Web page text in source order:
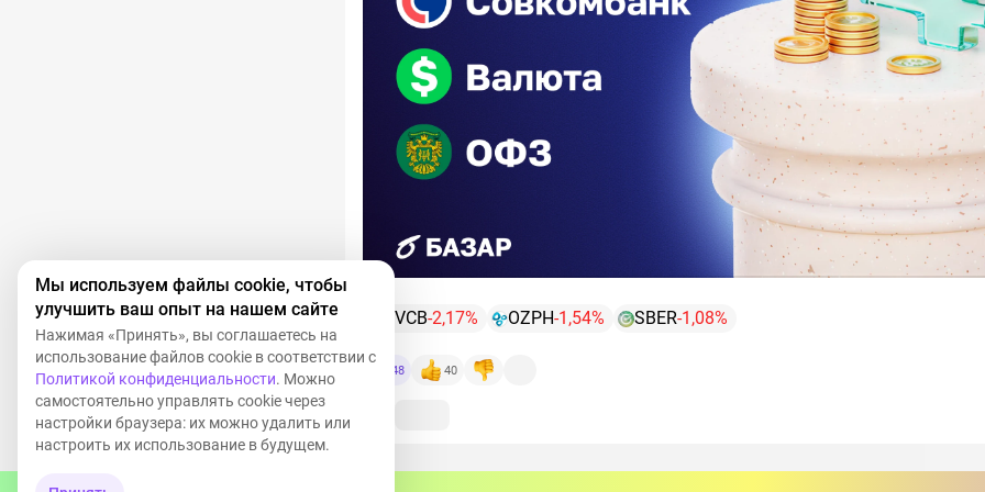
SVCB-2,17% OZPH-1,54% SBER-1,08%
48 40
Мы используем файлы cookie, чтобы
улучшить ваш опыт на нашем сайте
Нажимая «Принять», вы соглашаетесь на
использование файлов cookie в соответствии с
Политикой конфиденциальности. Можно
самостоятельно управлять cookie через
настройки браузера: их можно удалить или
настроить их использование в будущем.